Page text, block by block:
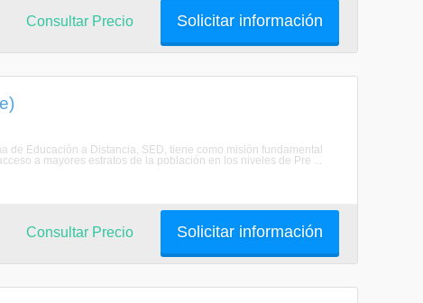
Solicitar información
Consultar Precio
Educación a Distancia, SED, tiene como misión fundamental
a mayores estratos de la población en los niveles de Pre ...
Solicitar información
Consultar Precio